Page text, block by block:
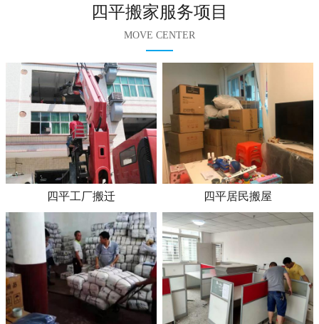
四平搬家服务项目
MOVE CENTER
四平工厂搬迁 四平居民搬屋